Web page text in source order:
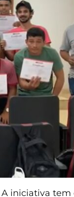
iniciativa